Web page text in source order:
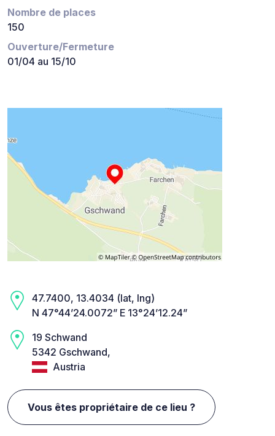
Nombre de places
150
Ouverture/Fermeture
01/04 au 15/10
47.7400, 13.4034 (lat, lng)
N 47°44’24.0072” E 13°24’12.24”
19 Schwand
5342 Gschwand,
Austria
Vous êtes propriétaire de ce lieu ?